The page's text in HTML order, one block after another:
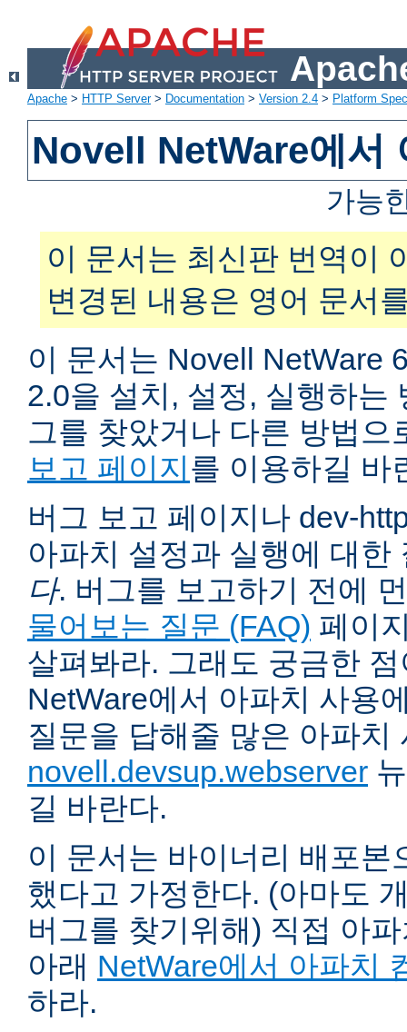
Apache > HTTP Server> Documentation > Version 2.4 > Platform
Novell NetWare에서
가능
이 문서는 최신판 번역이
변경된 내용은 영어 문서
이 문서는 Novell NetWare
2.0을 설치, 설정, 실행하는
그를 찾았거나 다른 방법
보고 페이지를 이용하길 바
버그 보고 페이지나 dev-
아파치 설정과 실행에 대
다. 버그를 보고하기 전에
물어보는 질문 (FAQ) 페이
살펴봐라. 그래도 궁금한
NetWare에서 아파치 사용
질문을 답해줄 많은 아파치
novell.devsup.webserver
길 바란다.
이 문서는 바이너리 배포본
했다고 가정한다. (아마도
버그를 찾기위해) 직접 아
아래 NetWare에서 아파치
하라.